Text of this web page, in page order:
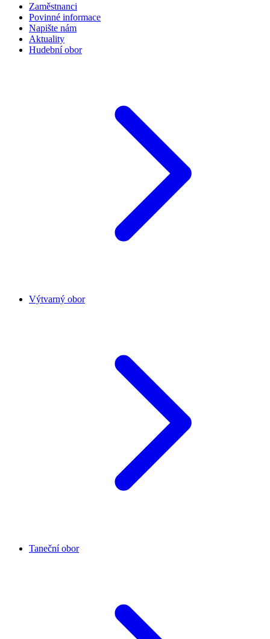
Zaměstnanci
Povinné informace
Napište nám
Aktuality
Hudební obor
Výtvarný obor
Taneční obor